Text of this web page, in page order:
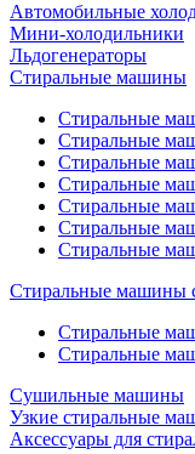
Автомобильные
Мини-холодильники
Льдогенераторы
Стиральные машины
Стиральные
Стиральные
Стиральные
Стиральные
Стиральные
Стиральные
Стиральные
Стиральные машины
Стиральные
Стиральные
Сушильные машины
Узкие стиральные
Аксессуары для